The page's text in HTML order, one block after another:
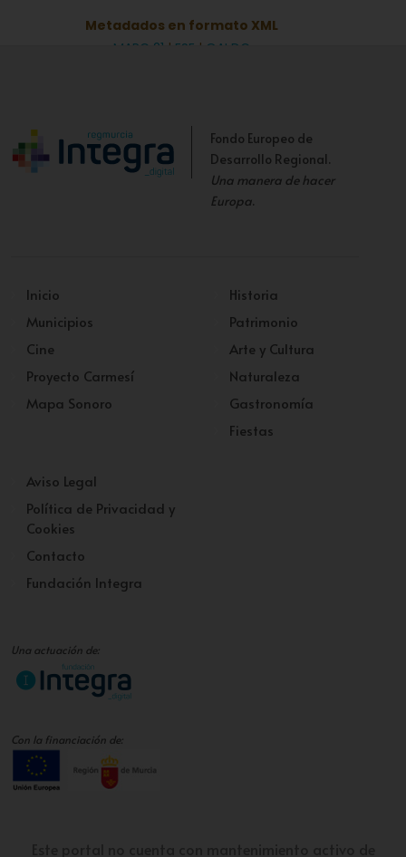
Metadados en formato XML
MARC 21 | ESE | OAI DC
Fondo Europeo de
Desarrollo Regional.
Una manera de hacer
Europa.
Inicio
Municipios
Cine
Proyecto Carmesí
Mapa Sonoro
Historia
Patrimonio
Arte y Cultura
Naturaleza
Gastronomía
Fiestas
Aviso Legal
Política de Privacidad y
Cookies
Contacto
Fundación Integra
Una actuación de:
Con la financiación de: